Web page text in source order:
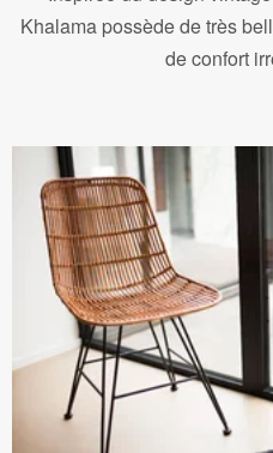
Khalama possède de très
de confort